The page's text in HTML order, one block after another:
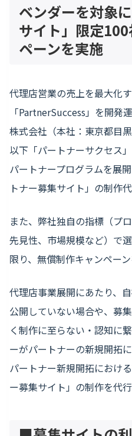
ベンダーを対象
サイト」限定
ペーンを実施
代理店営業の売上を最大化
「PartnerSuccess」を開発
株式会社（本社：東京都目
以下「パートナーサクセス
パートナープログラムを展
トナー募集サイト」の制作
また、弊社独自の指標（プ
先見性、市場規模など）で
限り、無償制作キャンペーン
代理店事業展開にあたり、
公開していない場合や、募
く制作に至らない・認知に
ーがパートナーの新規開拓に
パートナー新規開拓におけ
ー募集サイト」の制作を代行